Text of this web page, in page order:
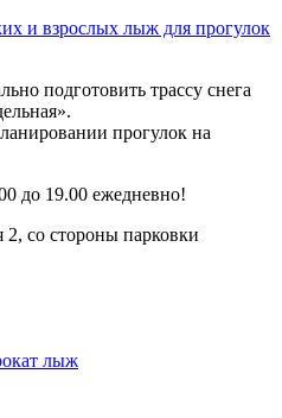
и взрослых лыж для прогулок
подготовить трассу снега
прогулок на
до 19.00 ежедневно!
2, со стороны парковки
лыж